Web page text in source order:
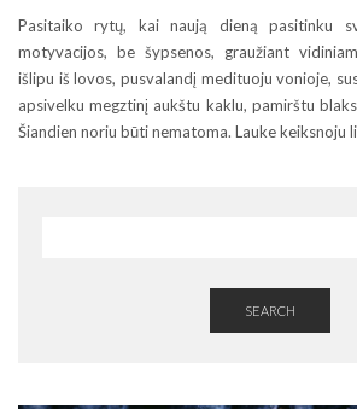
Pasitaiko rytų, kai naują dieną pasitinku
motyvacijos, be šypsenos, graužiant
išlipu iš lovos, pusvalandį medituoju vonioje,
apsivelku megztinį aukštu kaklu, pamirštu
Šiandien noriu būti nematoma. Lauke keiksnoju
SEARCH